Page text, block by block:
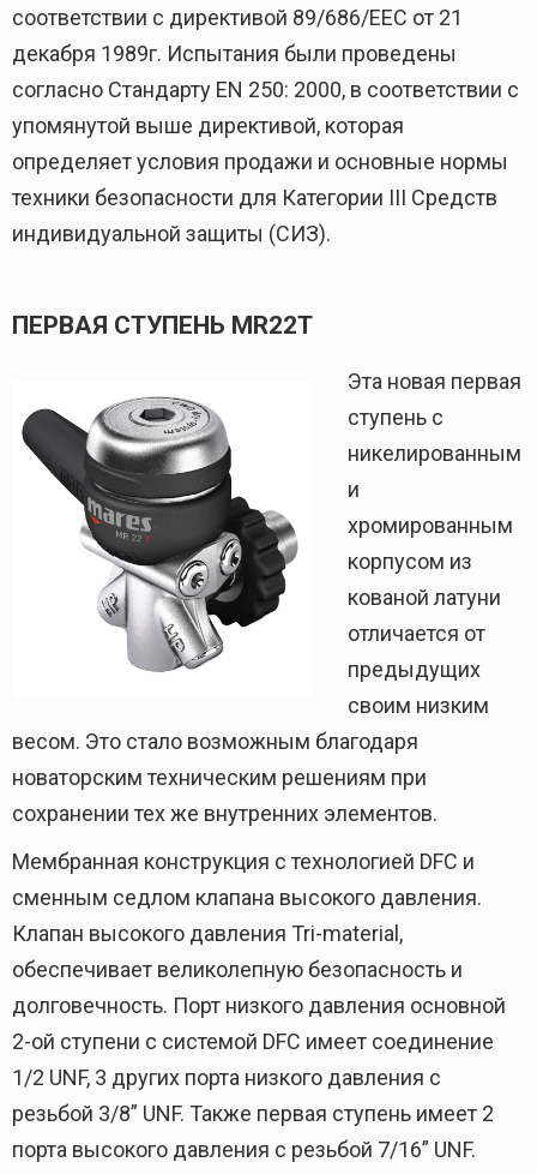
соответствии с директивой 89/686/EEC от 21
декабря 1989г. Испытания были проведены
согласно Стандарту EN 250: 2000, в соответствии с
упомянутой выше директивой, которая
определяет условия продажи и основные нормы
техники безопасности для Категории III Средств
индивидуальной защиты (СИЗ).
ПЕРВАЯ СТУПЕНЬ MR22T
Эта новая первая
ступень с
никелированным
и
хромированным
корпусом из
кованой латуни
отличается от
предыдущих
своим низким
весом. Это стало возможным благодаря
новаторским техническим решениям при
сохранении тех же внутренних элементов.
Мембранная конструкция с технологией DFC и
сменным седлом клапана высокого давления.
Клапан высокого давления Tri-material,
обеспечивает великолепную безопасность и
долговечность. Порт низкого давления основной
2-ой ступени с системой DFC имеет соединение
1/2 UNF, 3 других порта низкого давления с
резьбой 3/8” UNF. Также первая ступень имеет 2
порта высокого давления с резьбой 7/16” UNF.